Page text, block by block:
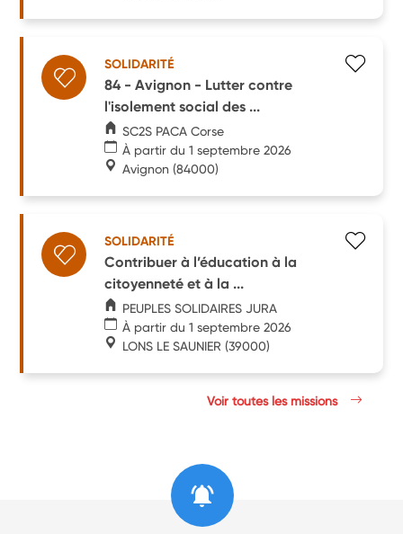
SOLIDARITÉ
84 - Avignon - Lutter contre
l'isolement social des ...
SC2S PACA Corse
À partir du 1 septembre 2026
Avignon (84000)
SOLIDARITÉ
Contribuer à l’éducation à la
citoyenneté et à la ...
PEUPLES SOLIDAIRES JURA
À partir du 1 septembre 2026
LONS LE SAUNIER (39000)
Voir toutes les missions